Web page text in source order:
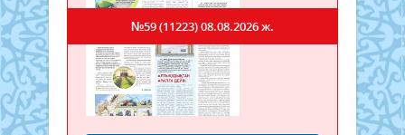
№59 (11223)08.08.2026 ж.